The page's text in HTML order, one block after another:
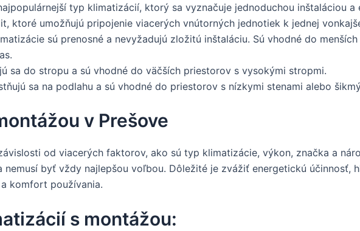
typ klimatizácií, ktorý sa vyznačuje jednoduchou inštaláciou a
ktoré umožňujú pripojenie viacerých vnútorných jednotiek k jednej
sú prenosné a nevyžadujú zložitú inštaláciu. Sú vhodné do
sa do stropu a sú vhodné do väčších priestorov s vysokými stropmi.
sa na podlahu a sú vhodné do priestorov s nízkymi stenami alebo
v Prešove
od viacerých faktorov, ako sú typ klimatizácie, výkon, značka a
nemusí byť vždy najlepšou voľbou. Dôležité je zvážiť energetickú účinnosť,
komfort používania.
s montážou: